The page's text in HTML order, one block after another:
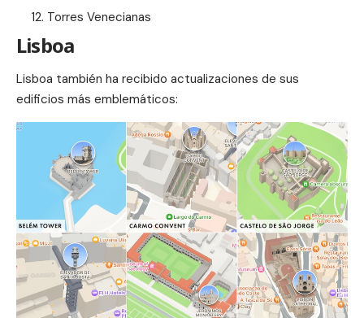
Torres Venecianas
Lisboa
Lisboa también ha recibido actualizaciones de sus
edificios más emblemáticos: